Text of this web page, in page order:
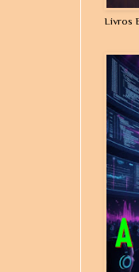
Livros